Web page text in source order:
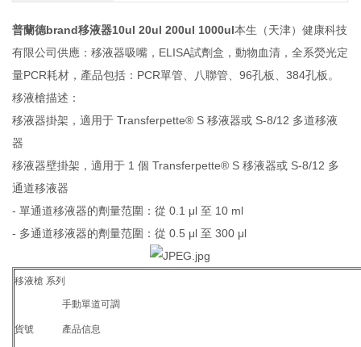
普蘭德brand移液器10ul 20ul 200ul 1000ul本生（天津）健康科技
有限公司供應：移液器吸嘴，ELISA試劑盒，動物血清，全系熒光定
量PCR耗材，產品包括：PCR單管、八聯管、96孔板、384孔板。
移液槍描述：
移液器掛架，適用于 Transferpette® S 移液器或 S-8/12 多道移液
器
移液器壁掛架，適用于 1 個 Transferpette® S 移液器或 S-8/12 多
通道移液器
- 單通道移液器的劑量范圍：從 0.1 μl 至 10 ml
- 多通道移液器的劑量范圍：從 0.5 μl 至 300 μl
移液槍 系列
手動單道可調
貨號 產品信息